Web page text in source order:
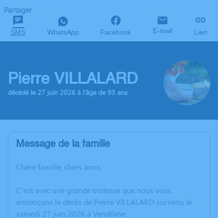
Partager
SMS WhatsApp Facebook E-mail Lien
Pierre VILLALARD
décédé le 27 juin 2026 à l'âge de 93 ans
Message de la famille
Chère famille, chers amis,
C’est avec une grande tristesse que nous vous
annonçons le décès de Pierre VILLALARD survenu le
samedi 27 juin 2026 à Vendôme.